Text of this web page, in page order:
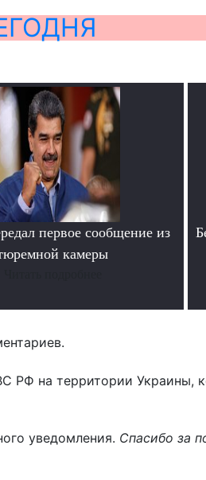
первое сообщение из
камеры
РФ на территории Украины,
уведомления. Спасибо за